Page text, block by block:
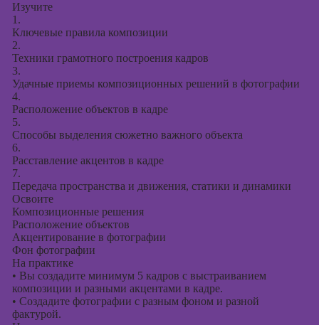
Изучите
1.
Ключевые правила композиции
2.
Техники грамотного построения кадров
3.
Удачные приемы композиционных решений в фотографии
4.
Расположение объектов в кадре
5.
Способы выделения сюжетно важного объекта
6.
Расставление акцентов в кадре
7.
Передача пространства и движения, статики и динамики
Освоите
Композиционные решения
Расположение объектов
Акцентирование в фотографии
Фон фотографии
На практике
• Вы создадите минимум 5 кадров с выстраиванием
композиции и разными акцентами в кадре.
• Создадите фотографии с разным фоном и разной
фактурой.